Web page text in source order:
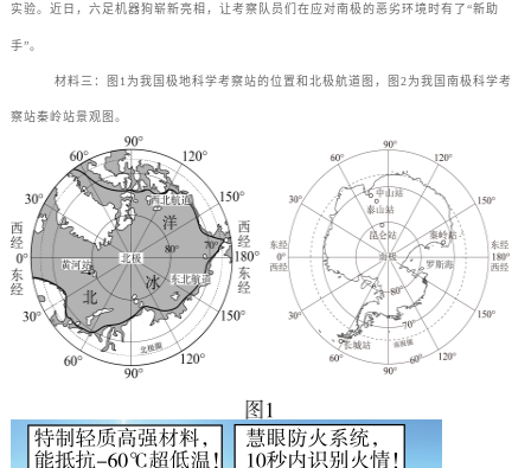
实验。近日，六足机器狗崭新亮相，让考察队员们在应对南极的恶劣环境时有了“新助
手”。
材料三：图1为我国极地科学考察站的位置和北极航道图，图2为我国南极科学考
察站秦岭站景观图。